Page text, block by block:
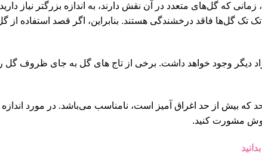
که گل‌های متعدد در آن نقش دارند، به اندازه بزرگتر نیاز
گل‌ها فاقد درخشندگی هستند. بنابراین، اگر قصد استفاده از
دیگر وجود خواهد داشت. برخی از تاج های گل به جای ظروف گل
حد که بیش از حد اغراق آمیز است، نامناسب می‌باشد. در مورد
مشورت کنید.